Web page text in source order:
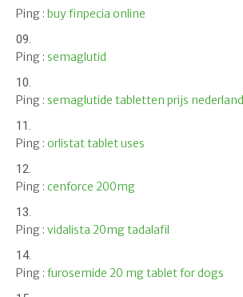
Ping : buy finpecia online
Ping : semaglutid
Ping : semaglutide tabletten prijs nederland
Ping : orlistat tablet uses
Ping : cenforce 200mg
Ping : vidalista 20mg tadalafil
Ping : furosemide 20 mg tablet for dogs